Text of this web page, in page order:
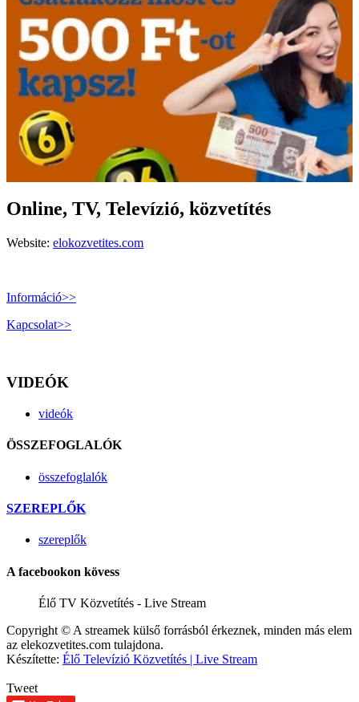
Online, TV, Televízió, közvetítés
Website: elokozvetites.com
Információ>>
Kapcsolat>>
VIDEÓK
videók
ÖSSZEFOGLALÓK
összefoglalók
SZEREPLŐK
szereplők
A facebookon kövess
Élő TV Közvetítés - Live Stream
Copyright © A streamek külső forrásból érkeznek, minden más elem
az elekozvetites.com tulajdona.
Készítette: Élő Televízió Közvetítés | Live Stream
Tweet